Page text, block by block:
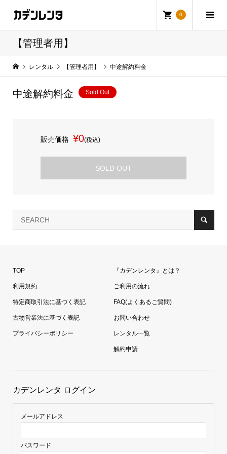
0
【管理者用】
レンタル 【管理者用】 中途解約料金
中途解約料金 Sold Out
販売価格 ¥0(税込)
SOLD OUT
TOP
利用規約
特定商取引法に基づく表記
古物営業法に基づく表記
プライバシーポリシー
『カデンレンタ』とは？
ご利用の流れ
FAQ(よくあるご質問)
お問い合わせ
レンタル一覧
解約申請
カデンレンタ ログイン
メールアドレス
パスワード